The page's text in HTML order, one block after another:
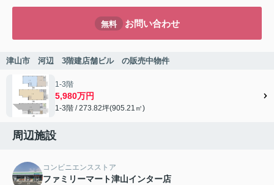
無料 お問い合わせ
津山市 河辺 3階建店舗ビル の販売中物件
1-3階
5,980万円
1-3階 / 273.82坪(905.21㎡)
周辺施設
コンビニエンスストア
ファミリーマート津山インター店